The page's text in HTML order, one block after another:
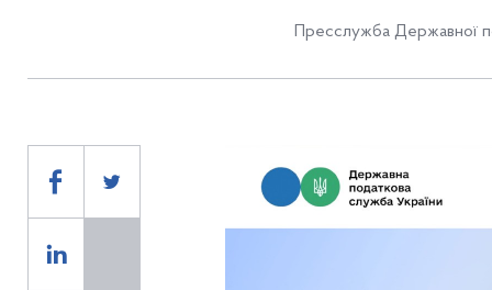
Пресслужба Державної